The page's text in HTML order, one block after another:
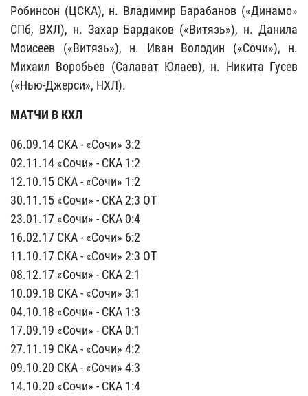
Робинсон (ЦСКА), н. Владимир Барабанов («Динамо»
СПб, ВХЛ), н. Захар Бардаков («Витязь»), н. Данила
Моисеев («Витязь»), н. Иван Володин («Сочи»), н.
Михаил Воробьев (Салават Юлаев), н. Никита Гусев
(«Нью-Джерси», НХЛ).
МАТЧИ В КХЛ
06.09.14 СКА - «Сочи» 3:2
02.11.14 «Сочи» - СКА 1:2
12.10.15 СКА - «Сочи» 1:2
30.11.15 «Сочи» - СКА 2:3 ОТ
23.01.17 «Сочи» - СКА 0:4
16.02.17 СКА - «Сочи» 6:2
11.10.17 СКА - «Сочи» 2:3 ОТ
08.12.17 «Сочи» - СКА 2:1
10.09.18 СКА - «Сочи» 3:1
04.10.18 «Сочи» - СКА 1:3
17.09.19 «Сочи» - СКА 0:1
27.11.19 СКА - «Сочи» 4:2
09.10.20 СКА - «Сочи» 4:3
14.10.20 «Сочи» - СКА 1:4